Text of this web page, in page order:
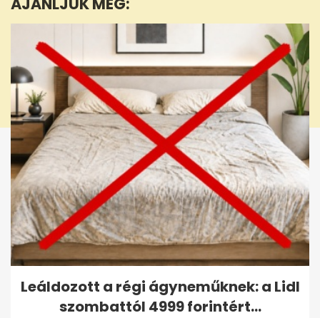
second
Leáldozott a régi ágyneműknek: a Lidl
szombattól 4999 forintért...